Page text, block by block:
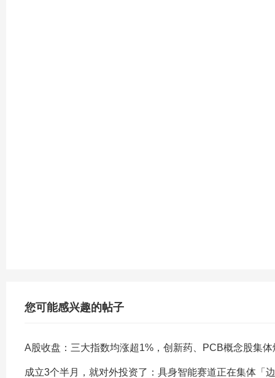
您可能感兴趣的帖子
A股收盘：三大指数均涨超1%，创新药、PCB概念股集体
成立3个半月，就对外投资了：具身智能赛道正在集体「